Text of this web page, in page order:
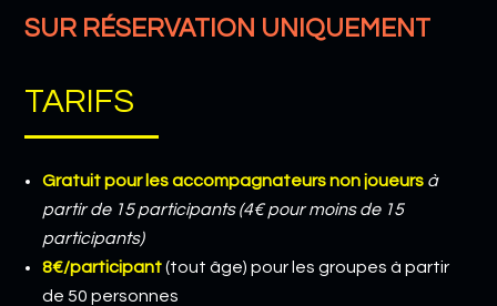
SUR RÉSERVATION UNIQUEMENT
TARIFS
Gratuit pour les accompagnateurs non joueurs à
partir de 15 participants (4€ pour moins de 15
participants)
8€/participant (tout âge) pour les groupes à partir
de 50 personnes